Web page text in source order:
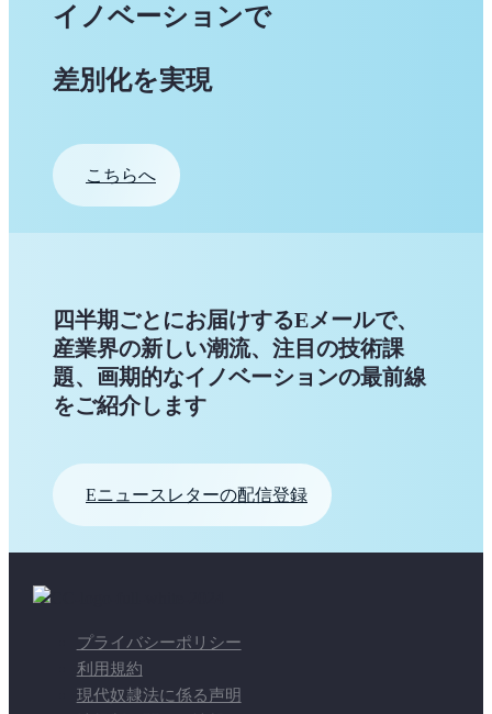
イノベーションで
差別化を実現
こちらへ
四半期ごとにお届けするEメールで、
産業界の新しい潮流、注目の技術課
題、画期的なイノベーションの最前線
をご紹介します
Eニュースレターの配信登録
プライバシーポリシー
利用規約
現代奴隷法に係る声明